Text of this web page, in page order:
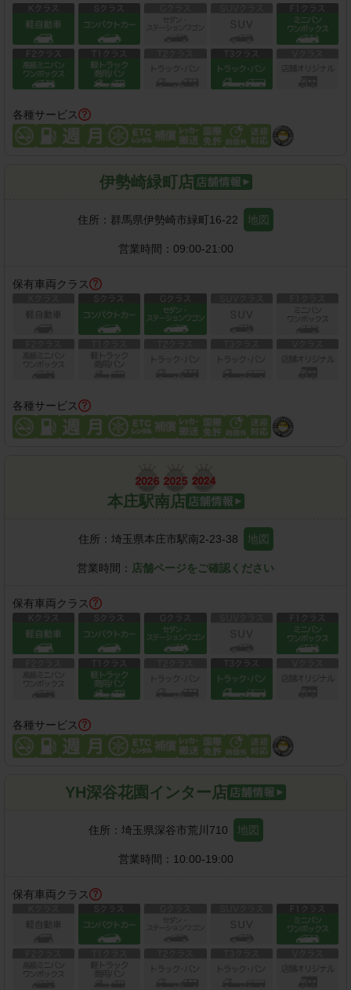
各種サービス
伊勢崎緑町店
住所： 群馬県伊勢崎市緑町16-22 地図
営業時間： 09:00-21:00
保有車両クラス
各種サービス
本庄駅南店
住所： 埼玉県本庄市駅南2-23-38 地図
営業時間： 店舗ページをご確認ください
保有車両クラス
各種サービス
YH深谷花園インター店
住所： 埼玉県深谷市荒川710 地図
営業時間： 10:00-19:00
保有車両クラス